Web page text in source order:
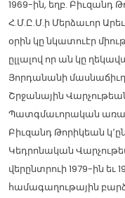
1969-ին, եղբ. Բիւզանդ
Հ.Մ.Ը.Մ.ի Մերձաւոր
օրին կը նկատուէր
ըլլալով որ ան կը
Յորդանանի
Շրջանային
Պատգմաւորական
Բիւզանդ Թորիկեան
Կեդրոնական
վերընտրուի 1979-ին եւ
համագաղութային